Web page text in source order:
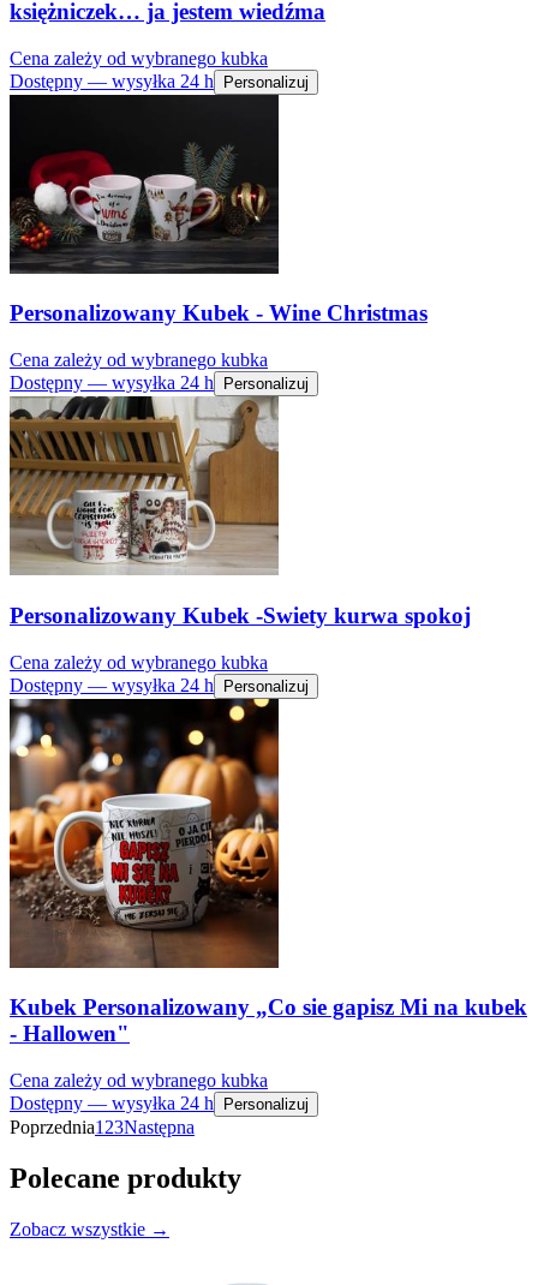
księżniczek… ja jestem wiedźma
Cena zależy od wybranego kubka
Dostępny — wysyłka 24 h
Personalizuj
Personalizowany Kubek - Wine Christmas
Cena zależy od wybranego kubka
Dostępny — wysyłka 24 h
Personalizuj
Personalizowany Kubek -Swiety kurwa spokoj
Cena zależy od wybranego kubka
Dostępny — wysyłka 24 h
Personalizuj
Kubek Personalizowany „Co sie gapisz Mi na kubek
- Hallowen"
Cena zależy od wybranego kubka
Dostępny — wysyłka 24 h
Personalizuj
Poprzednia1 23Następna
Polecane produkty
Zobacz wszystkie →